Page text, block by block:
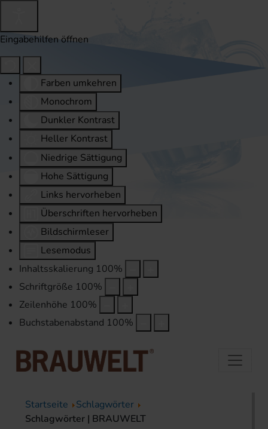
Eingabehilfen öffnen
Farben umkehren
Monochrom
Dunkler Kontrast
Heller Kontrast
Niedrige Sättigung
Hohe Sättigung
Links hervorheben
Überschriften hervorheben
Bildschirmleser
Lesemodus
Inhaltsskalierung 100%
Schriftgröße 100%
Zeilenhöhe 100%
Buchstabenabstand 100%
Startseite
Schlagwörter
Schlagwörter | BRAUWELT